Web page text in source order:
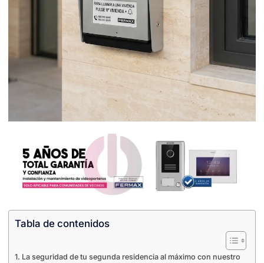
Tabla de contenidos
La seguridad de tu segunda residencia al máximo con nuestro